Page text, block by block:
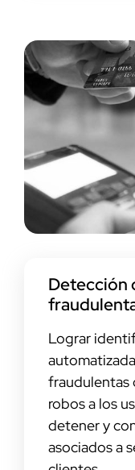
Detección
Lograr
fraudulentas
robos a los
detener y
asociados a